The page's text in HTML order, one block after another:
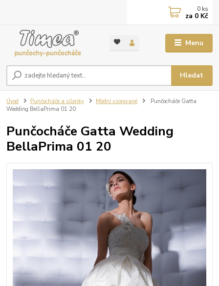
Menu
Hledat
0 ks
za 0 Kč
Úvod Punčocháče a silonky Módní vzorované
Punčocháče Gatta
Wedding BellaPrima 01 20
Punčocháče Gatta Wedding
BellaPrima 01 20